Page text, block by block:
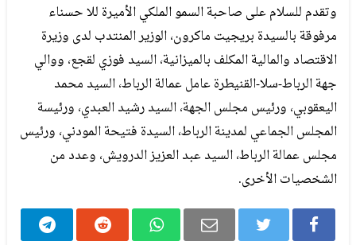
وتقدم للسلام على صاحبة السمو الملكي الأميرة للا حسناء
مرفوقة بالسيدة بريجيت ماكرون، الوزير المنتدب لدى وزيرة
الاقتصاد والمالية المكلف بالميزانية، السيد فوزي لقجع، ووالي
جهة الرباط-سلا-القنيطرة عامل عمالة الرباط، السيد محمد
اليعقوبي، ورئيس مجلس الجهة، السيد رشيد العبدي، ورئيسة
المجلس الجماعي لمدينة الرباط، السيدة فتيحة المودني، ورئيس
مجلس عمالة الرباط، السيد عبد العزيز الدرويش، وعدد من
الشخصيات الأخرى.